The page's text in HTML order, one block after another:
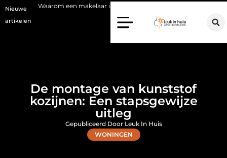
Nieuwe
artikelen
een makelaar in Hilversum nu het verschil maakt
De montage van kunststof
kozijnen: Een stapsgewijze
uitleg
WONINGEN
Gepubliceerd Door Leuk In Huis